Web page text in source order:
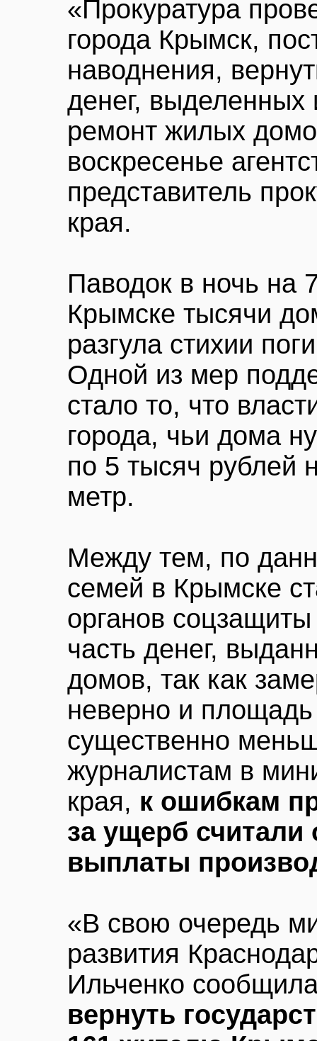
«Прокуратура
города Крымск,
наводнения,
денег,
ремонт жилых
воскресенье
представитель
края.
Паводок в ночь на
Крымске тысячи
разгула стихии
Одной из мер
стало то, что
города, чьи дома
по 5 тысяч рублей
метр.
Между тем, по
семей в Крымске
органов
часть денег,
домов, так как
неверно и
существенно
журналистам в
края, к ошибкам
за ущерб считали
выплаты
«В свою очередь
развития
Ильченко
вернуть